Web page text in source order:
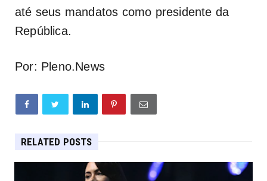
até seus mandatos como presidente da
República.
Por: Pleno.News
RELATED POSTS